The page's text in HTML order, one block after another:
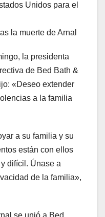
Unidos para el
la muerte de Arnal
la presidenta
de Bed Bath &
«Deseo extender
a la familia
a su familia y su
están con ellos
difícil. Únase a
de la familia»,